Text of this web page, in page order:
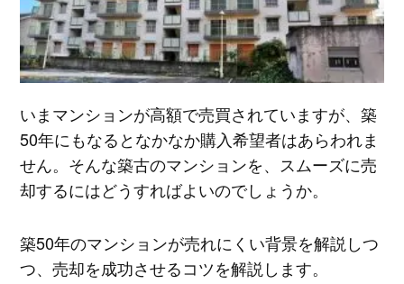
いまマンションが高額で売買されていますが、築
50年にもなるとなかなか購入希望者はあらわれま
せん。そんな築古のマンションを、スムーズに売
却するにはどうすればよいのでしょうか。
築50年のマンションが売れにくい背景を解説しつ
つ、売却を成功させるコツを解説します。